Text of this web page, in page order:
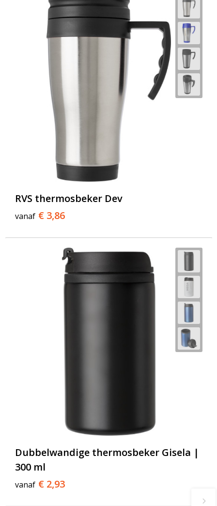
RVS thermosbeker Dev
vanaf € 3,86
Dubbelwandige thermosbeker Gisela |
300 ml
vanaf € 2,93